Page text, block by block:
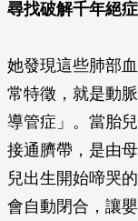
尋找破解千年絕
她發現這些肺部
常特徵，就是動
導管症」。當胎
接通臍帶，是由
兒出生開始啼哭
會自動閉合，讓